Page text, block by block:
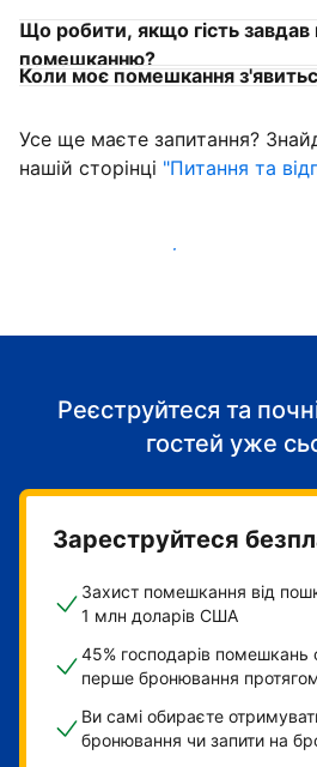
Що робити, якщо гість
помешканню?
Коли моє помешкання
Усе ще маєте запитання?
нашій сторінці "Питання та
Розпочніть приймати гостей
Реєструйтеся та
гостей уже
Зареструйтеся
Захист помешкання від
1 млн доларів США
45% господарів помешкань
перше бронювання
Ви самі обираєте
бронювання чи запити на